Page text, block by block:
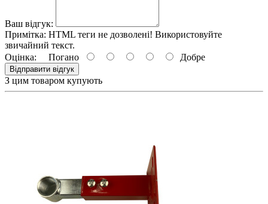
Ваш відгук:
Примітка: HTML теги не дозволені! Використовуйте
звичайний текст.
Оцінка: Погано Добре
Відправити відгук
З цим товаром купують